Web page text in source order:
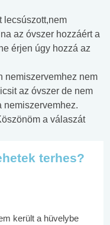
lecsúszott,nem
az óvszer hozzáért a
érjen úgy hozzá az
nemiszervemhez nem
az óvszer de nem
nemiszervemhez.
a válaszát
terhes?
került a hüvelybe